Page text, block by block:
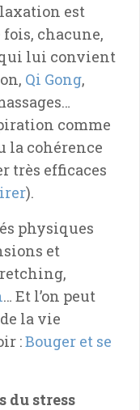
est
chacune,
lui convient
Qi Gong,
comme
la cohérence
très efficaces
).
physiques
et
… Et l’on peut
la vie
:Bouger et se
du stress